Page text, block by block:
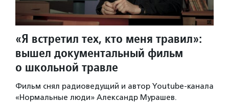
«Я встретил тех, кто меня травил»:
вышел документальный фильм
о школьной травле
Фильм снял радиоведущий и автор Youtube-канала
«Нормальные люди» Александр Мурашев.